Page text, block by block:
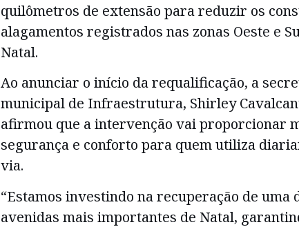
quilômetros de extensão para reduzir os
alagamentos registrados nas zonas Oeste e
Natal.
Ao anunciar o início da requalificação, a
municipal de Infraestrutura, Shirley
afirmou que a intervenção vai proporcionar
segurança e conforto para quem utiliza
via.
“Estamos investindo na recuperação de uma
avenidas mais importantes de Natal,